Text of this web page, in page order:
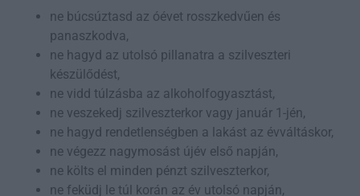
ne búcsúztasd az óévet rosszkedvűen és
panaszkodva,
ne hagyd az utolsó pillanatra a szilveszteri
készülődést,
ne vidd túlzásba az alkoholfogyasztást,
ne veszekedj szilveszterkor vagy január 1-jén,
ne hagyd rendetlenségben a lakást az évváltáskor,
ne végezz nagymosást újév első napján,
ne költs el minden pénzt szilveszterkor,
ne feküdj le túl korán az év utolsó napján,